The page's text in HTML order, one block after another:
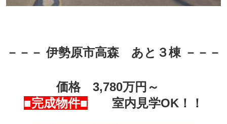
－－－伊勢原市高森 あと３棟 －－－
価格 3,780万円～
■完成物件■ 室内見学OK！！